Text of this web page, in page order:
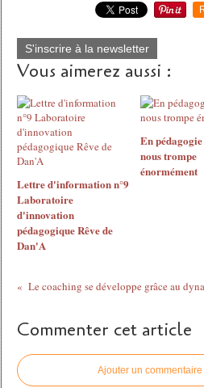
S'inscrire à la newsletter
Vous aimerez aussi :
Lettre d'information n°9
Laboratoire
d'innovation
pédagogique Rêve de
Dan'A
En
nous trompe
énormément
Commenter cet article
Ajouter un commentaire